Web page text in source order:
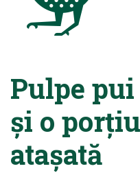
Pulpe
și o
atașată